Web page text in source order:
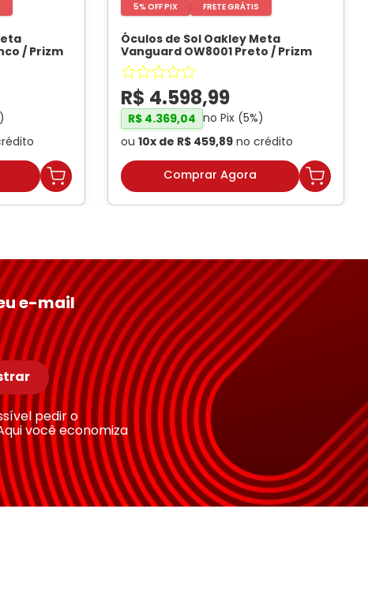
/ Prizm
5% OFF PIX FRETE GRÁTIS
Óculos de Sol Oakley Meta
Vanguard OW8001 Preto / Prizm
Road Unissex
R$ 4.598,99
R$ 4.369,04 no Pix (5%)
ou 10x de R$ 459,89 no crédito
Comprar Agora
e-mail
pedir o
você economiza